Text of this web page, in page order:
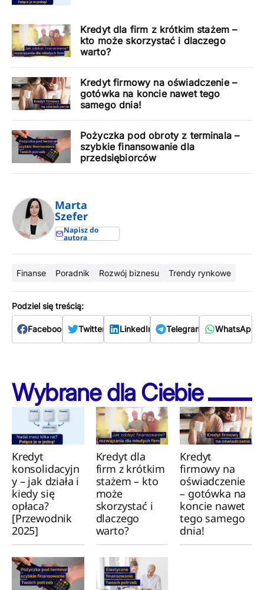
Kredyt dla firm z krótkim stażem –
kto może skorzystać i dlaczego
warto?
Kredyt firmowy na oświadczenie –
gotówka na koncie nawet tego
samego dnia!
Pożyczka pod obroty z terminala –
szybkie finansowanie dla
przedsiębiorców
Marta
Szefer
Napisz do
autora
Finanse Poradnik Rozwój biznesu Trendy rynkowe
Podziel się treścią:
Facebook Twitter LinkedIn Telegram WhatsApp
Wybrane dla Ciebie
Kredyt
konsolidacyjn
y – jak działa i
kiedy się
opłaca?
[Przewodnik
2025]
Kredyt dla
firm z krótkim
stażem – kto
może
skorzystać i
dlaczego
warto?
Kredyt
firmowy na
oświadczenie
– gotówka na
koncie nawet
tego samego
dnia!